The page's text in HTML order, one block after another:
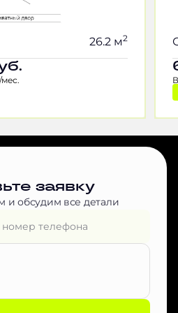
26.2 м2
заявку
и обсудим все детали